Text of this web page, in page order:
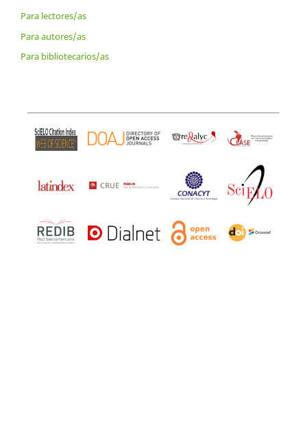
Para lectores/as
Para autores/as
Para bibliotecarios/as